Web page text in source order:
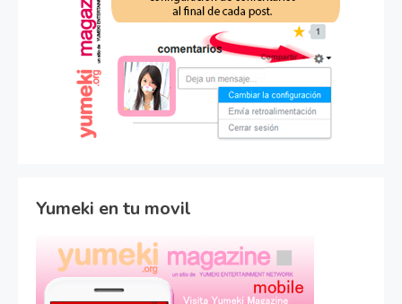
Yumeki en tu movil